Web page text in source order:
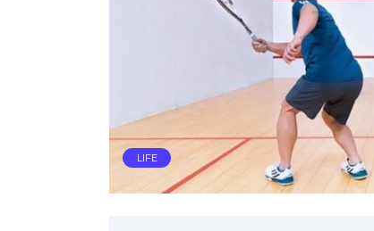
LIFE